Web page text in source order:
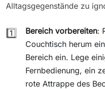
Alltagsgegenstände zu
1️⃣ Bereich vorbereiten:
Couchtisch herum
Bereich ein. Lege
Fernbedienung, ein
rote Attrappe des